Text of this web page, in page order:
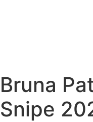
Bruna
Snipe